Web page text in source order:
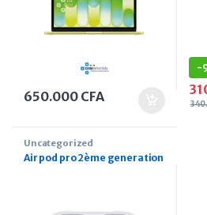
650.000 CFA
-
Uncategorized
Air pod pro 2ème generation